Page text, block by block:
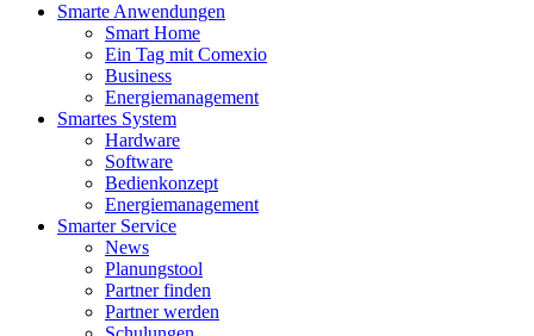
Smarte Anwendungen
Smart Home
Ein Tag mit Comexio
Business
Energiemanagement
Smartes System
Hardware
Software
Bedienkonzept
Energiemanagement
Smarter Service
News
Planungstool
Partner finden
Partner werden